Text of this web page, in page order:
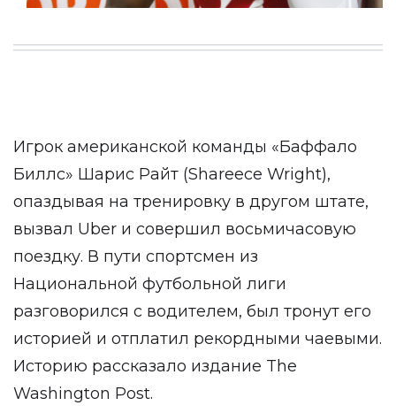
Игрок американской команды «Баффало
Биллс» Шарис Райт (Shareece Wright),
опаздывая на тренировку в другом штате,
вызвал Uber и совершил восьмичасовую
поездку. В пути спортсмен из
Национальной футбольной лиги
разговорился с водителем, был тронут его
историей и отплатил рекордными чаевыми.
Историю рассказало издание The
Washington Post.